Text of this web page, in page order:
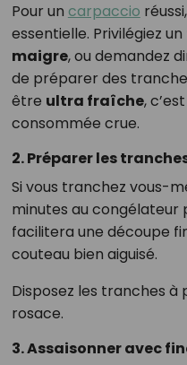
Pour un carpaccio
essentielle. Privilégiez un
maigre, ou demandez
de préparer des
être ultra fraîche,
consommée crue.
2. Préparer les
Si vous tranchez vous-
minutes au congélateur
facilitera une découpe
couteau bien aiguisé.
Disposez les tranches à
rosace.
3. Assaisonner avec